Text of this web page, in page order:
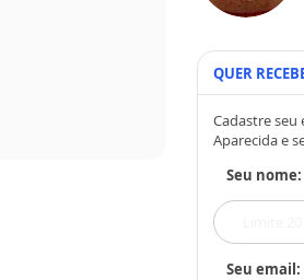
QUER
Cadastre seu
Aparecida e
Seu nome:
Seu email: